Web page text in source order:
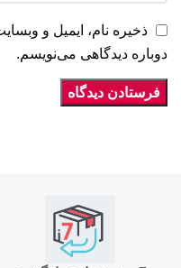
ذخیره نام، ایمیل و
دوباره دیدگاهی می‌نویسم.